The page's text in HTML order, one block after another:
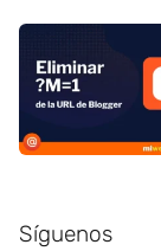
Síguenos